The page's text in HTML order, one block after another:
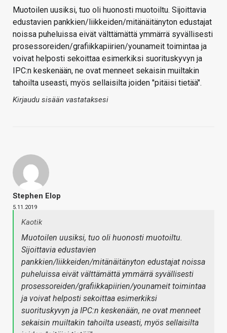
Muotoilen uusiksi, tuo oli huonosti muotoiltu. Sijoittavia
edustavien pankkien/liikkeiden/mitänäitänyton edustajat
noissa puheluissa eivät välttämättä ymmärrä syvällisesti
prosessoreiden/grafiikkapiirien/younameit toimintaa ja
voivat helposti sekoittaa esimerkiksi suorituskyvyn ja
IPC:n keskenään, ne ovat menneet sekaisin muiltakin
tahoilta useasti, myös sellaisilta joiden "pitäisi tietää".
Kirjaudu sisään vastataksesi
Stephen Elop
5.11.2019
Kaotik
Muotoilen uusiksi, tuo oli huonosti muotoiltu.
Sijoittavia edustavien
pankkien/liikkeiden/mitänäitänyton edustajat noissa
puheluissa eivät välttämättä ymmärrä syvällisesti
prosessoreiden/grafiikkapiirien/younameit toimintaa
ja voivat helposti sekoittaa esimerkiksi
suorituskyvyn ja IPC:n keskenään, ne ovat menneet
sekaisin muiltakin tahoilta useasti, myös sellaisilta